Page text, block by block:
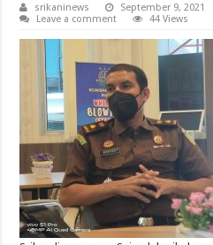
srikaninews September 9, 2021
Leave a comment
44 Views